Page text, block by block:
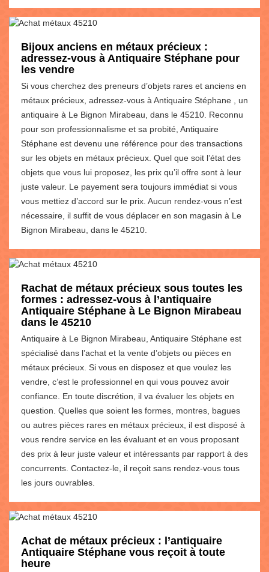
Bijoux anciens en métaux précieux :
adressez-vous à Antiquaire Stéphane pour
les vendre
Si vous cherchez des preneurs d’objets rares et anciens en
métaux précieux, adressez-vous à Antiquaire Stéphane , un
antiquaire à Le Bignon Mirabeau, dans le 45210. Reconnu
pour son professionnalisme et sa probité, Antiquaire
Stéphane est devenu une référence pour des transactions
sur les objets en métaux précieux. Quel que soit l’état des
objets que vous lui proposez, les prix qu’il offre sont à leur
juste valeur. Le payement sera toujours immédiat si vous
vous mettiez d’accord sur le prix. Aucun rendez-vous n’est
nécessaire, il suffit de vous déplacer en son magasin à Le
Bignon Mirabeau, dans le 45210.
Rachat de métaux précieux sous toutes les
formes : adressez-vous à l’antiquaire
Antiquaire Stéphane à Le Bignon Mirabeau
dans le 45210
Antiquaire à Le Bignon Mirabeau, Antiquaire Stéphane est
spécialisé dans l’achat et la vente d’objets ou pièces en
métaux précieux. Si vous en disposez et que voulez les
vendre, c’est le professionnel en qui vous pouvez avoir
confiance. En toute discrétion, il va évaluer les objets en
question. Quelles que soient les formes, montres, bagues
ou autres pièces rares en métaux précieux, il est disposé à
vous rendre service en les évaluant et en vous proposant
des prix à leur juste valeur et intéressants par rapport à des
concurrents. Contactez-le, il reçoit sans rendez-vous tous
les jours ouvrables.
Achat de métaux précieux : l’antiquaire
Antiquaire Stéphane vous reçoit à toute
heure